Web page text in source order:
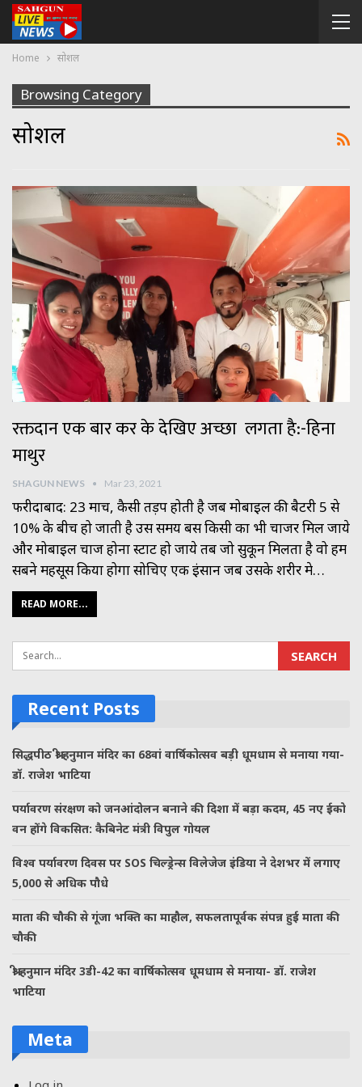
Home सोशल
Browsing Category
सोशल
रक्तदान एक बार कर के देखिए अच्छा लगता है:-हिना
माथुर
SHAGUN NEWS Mar 23, 2021
फरीदाबाद: 23 मार्च, कैसी तड़प होती है जब मोबाइल की बैटरी 5 से
10% के बीच हो जाती है उस समय बस किसी का भी चार्जर मिल जाये
और मोबाइल चार्ज होना स्टार्ट हो जाये तब जो सुकून मिलता है वो हम
सबने महसूस किया होगा सोचिए एक इंसान जब उसके शरीर मे…
READ MORE...
Recent Posts
सिद्धपीठ श्री हनुमान मंदिर का 68वां वार्षिकोत्सव बड़ी धूमधाम से मनाया गया-
डॉ. राजेश भाटिया
पर्यावरण संरक्षण को जनआंदोलन बनाने की दिशा में बड़ा कदम, 45 नए ईको
वन होंगे विकसित: कैबिनेट मंत्री विपुल गोयल
विश्व पर्यावरण दिवस पर SOS चिल्ड्रेन्स विलेजेज इंडिया ने देशभर में लगाए
5,000 से अधिक पौधे
माता की चौकी से गूंजा भक्ति का माहौल, सफलतापूर्वक संपन्न हुई माता की
चौकी
श्री हनुमान मंदिर 3डी-42 का वार्षिकोत्सव धूमधाम से मनाया- डॉ. राजेश
भाटिया
Meta